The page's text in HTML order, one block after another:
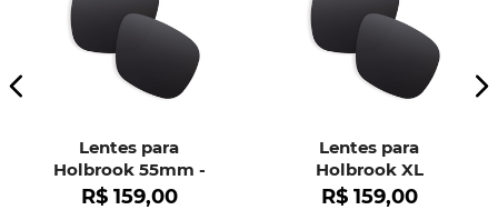
Lentes para
Holbrook 55mm -
OO9102
R$ 159,00
Lentes para
Holbrook XL
R$ 159,00